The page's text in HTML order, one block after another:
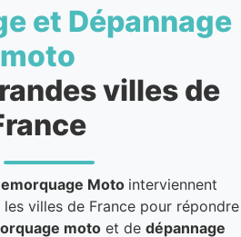
et Dépannage
moto
villes de
Moto interviennent
villes de France pour répondre
motoet de dépannage